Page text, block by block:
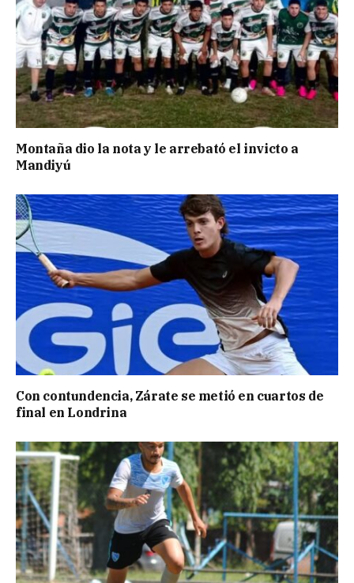
Montaña dio la nota y le arrebató el invicto a
Mandiyú
Con contundencia, Zárate se metió en cuartos de
final en Londrina